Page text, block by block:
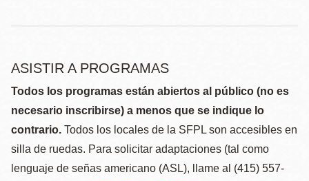
ASISTIR A PROGRAMAS
Todos los programas están abiertos al público (no es
necesario inscribirse) a menos que se indique lo
contrario. Todos los locales de la SFPL son accesibles en
silla de ruedas. Para solicitar adaptaciones (tal como
lenguaje de señas americano (ASL), llame al (415) 557-